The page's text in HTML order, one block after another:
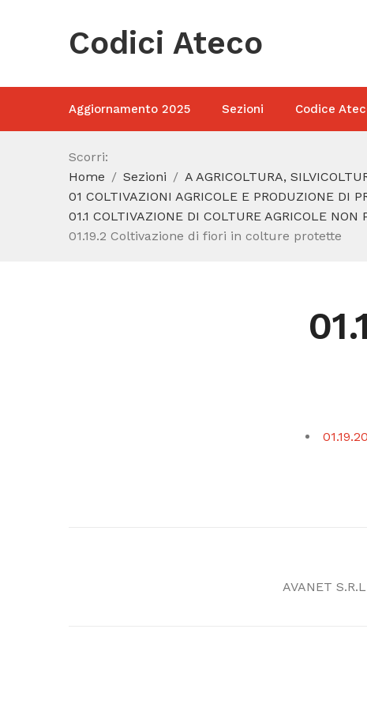
Codici Ateco
Aggiornamento 2025 Sezioni Codice
Scorri:
Home
Sezioni
A AGRICOLTURA,
01 COLTIVAZIONI AGRICOLE E PRODUZIONE DI
01.1 COLTIVAZIONE DI COLTURE AGRICOLE NON
01.19.2 Coltivazione di fiori in colture protette
AVANET S.R.L